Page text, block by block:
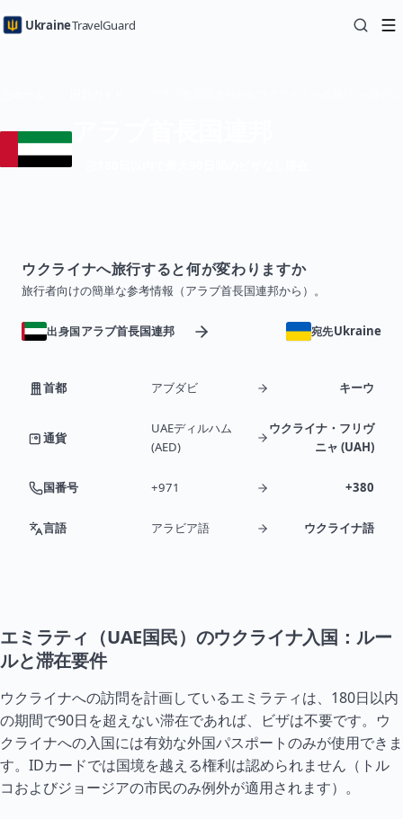
UkraineTravelGuard
ウクライナへ旅行すると何が変わりますか
旅行者向けの簡単な参考情報（アラブ首長国連邦から）。
出身国アラブ首長国連邦 宛先Ukraine
首都 アブダビ キーウ
通貨
UAEディルハム
(AED)
ウクライナ・フリヴ
ニャ (UAH)
国番号 +971 +380
言語 アラビア語 ウクライナ語
エミラティ（UAE国民）のウクライナ入国：ルー
ルと滞在要件
ウクライナへの訪問を計画しているエミラティは、180日以内
の期間で90日を超えない滞在であれば、ビザは不要です。ウ
クライナへの入国には有効な外国パスポートのみが使用できま
す。IDカードでは国境を越える権利は認められません（ トル
コおよびジョージアの市民のみ例外が適用されます）。